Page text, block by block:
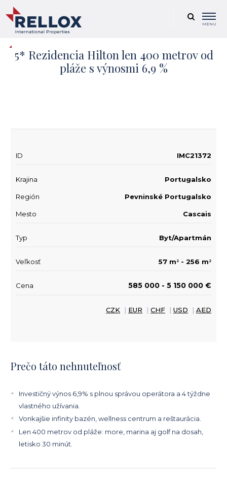
MENU
5* Rezidencia Hilton len 400 metrov od
pláže s výnosmi 6,9 %
+ 19
Prečo táto nehnuteľnosť
Investičný výnos 6,9% s plnou správou operátora a 4 týždne
vlastného užívania.
Vonkajšie infinity bazén, wellness centrum a reštaurácia.
Len 400 metrov od pláže: more, marina aj golf na dosah,
letisko 30 minút.
ID IMC21372
Krajina Portugalsko
Región Pevninské Portugalsko
Mesto Cascais
Typ Byt/Apartmán
Veľkosť 57 m 2 - 256 m 2
Cena 585 000 - 5 150 000 €
CZK | EUR | CHF | USD | AED